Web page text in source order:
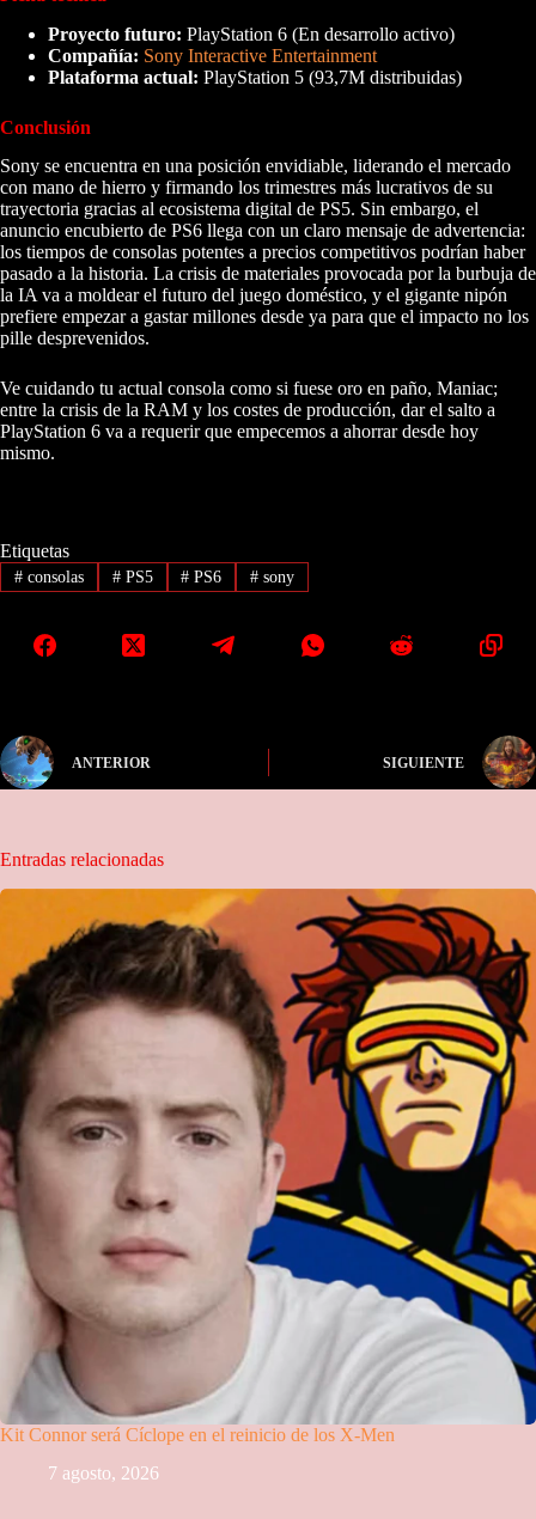
Proyecto futuro: PlayStation 6 (En desarrollo activo)
Compañía: Sony Interactive Entertainment
Plataforma actual: PlayStation 5 (93,7M distribuidas)
Conclusión
Sony se encuentra en una posición envidiable, liderando el mercado
con mano de hierro y firmando los trimestres más lucrativos de su
trayectoria gracias al ecosistema digital de PS5. Sin embargo, el
anuncio encubierto de PS6 llega con un claro mensaje de advertencia:
los tiempos de consolas potentes a precios competitivos podrían haber
pasado a la historia. La crisis de materiales provocada por la burbuja de
la IA va a moldear el futuro del juego doméstico, y el gigante nipón
prefiere empezar a gastar millones desde ya para que el impacto no los
pille desprevenidos.
Ve cuidando tu actual consola como si fuese oro en paño, Maniac;
entre la crisis de la RAM y los costes de producción, dar el salto a
PlayStation 6 va a requerir que empecemos a ahorrar desde hoy
mismo.
Etiquetas
#consolas #PS5 # PS6 # sony
ANTERIOR SIGUIENTE
Entradas relacionadas
Kit Connor será Cíclope en el reinicio de los X-Men
7 agosto, 2026